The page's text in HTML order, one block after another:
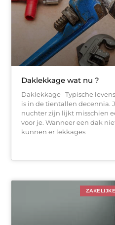
Daklekkage wat nu ?
Daklekkage Typische
is in de tientallen decennia.
nuchter zijn lijkt misschien
voor je. Wanneer een dak
kunnen er lekkages